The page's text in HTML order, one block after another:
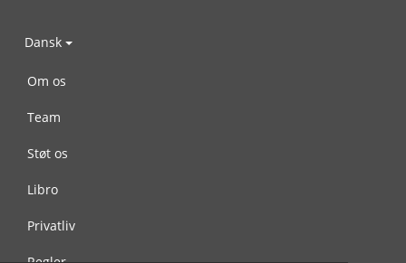
Dansk
Om os
Team
Støt os
Libro
Privatliv